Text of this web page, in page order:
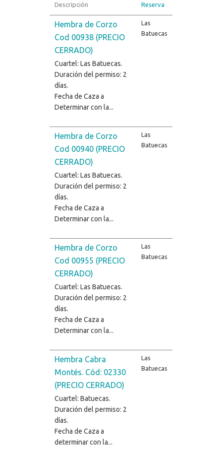
Descripción Reserva
Hembra de Corzo
Cod 00938 (PRECIO
CERRADO)
Cuartel: Las Batuecas.
Duración del permiso: 2
días.
Fecha de Caza a
Determinar con la...
Las
Batuecas
Hembra de Corzo
Cod 00940 (PRECIO
CERRADO)
Cuartel: Las Batuecas.
Duración del permiso: 2
días.
Fecha de Caza a
Determinar con la...
Las
Batuecas
Hembra de Corzo
Cod 00955 (PRECIO
CERRADO)
Cuartel: Las Batuecas.
Duración del permiso: 2
días.
Fecha de Caza a
Determinar con la...
Las
Batuecas
Hembra Cabra
Montés. Cód: 02330
(PRECIO CERRADO)
Cuartel: Batuecas.
Duración del permiso: 2
días.
Fecha de Caza a
determinar con la...
Las
Batuecas